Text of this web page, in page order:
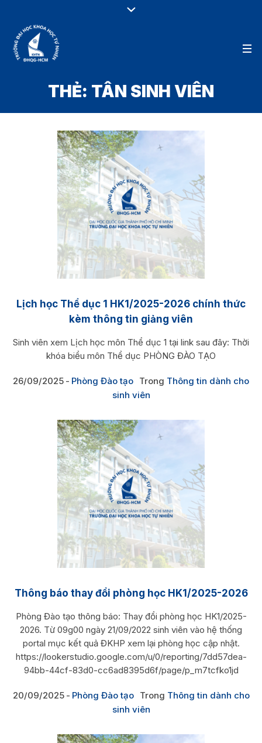
THẺ: TÂN SINH VIÊN
Lịch học Thể dục 1 HK1/2025-2026 chính thức
kèm thông tin giảng viên
Sinh viên xem Lịch học môn Thể dục 1 tại link sau đây: Thời
khóa biểu môn Thể dục PHÒNG ĐÀO TẠO
26/09/2025 Phòng Đào tạo Trong Thông tin dành cho
sinh viên
Thông báo thay đổi phòng học HK1/2025-2026
Phòng Đào tạo thông báo: Thay đổi phòng học HK1/2025-
2026. Từ 09g00 ngày 21/09/2022 sinh viên vào hệ thống
portal mục kết quả ĐKHP xem lại phòng học cập nhật.
https://lookerstudio.google.com/u/0/reporting/7dd57dea-
94bb-44cf-83d0-cc6ad8395d6f/page/p_m7tcfko1jd
20/09/2025 Phòng Đào tạo Trong Thông tin dành cho
sinh viên